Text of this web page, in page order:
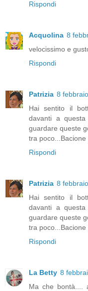
Rispondi
Acquolina 8
velocissimo e
Rispondi
Patrizia 8
Hai sentito il
davanti a
guardare queste
tra
Rispondi
Patrizia 8
Hai sentito il
davanti a
guardare queste
tra
Rispondi
La Betty 8
Ma che bontà....